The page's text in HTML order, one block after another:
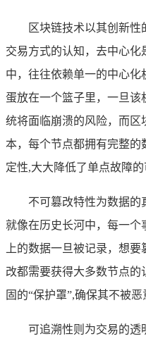
区块链技术以其创新
交易方式的认知，去中心
中，往往依赖单一的中心
蛋放在一个篮子里，一旦该
统将面临崩溃的风险，而
本，每个节点都拥有完整的
定性,大大降低了单点故障的
不可篡改特性为数据的
就像在历史长河中，每一
上的数据一旦被记录，想
改都需要获得大多数节点
固的“保护罩”,确保其不被恶
可追溯性则为交易的透